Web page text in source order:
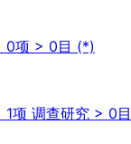
0项 > 0目 (*)
1项 调查研究 > 0